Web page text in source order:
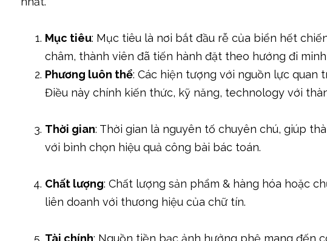
Mục tiêu: Mục tiêu là nơi bắt đầu rễ của biển hết
châm, thành viên đã tiến hành đặt theo hướng đi
Phương luôn thể: Các hiện tượng với nguồn lực quan
Điều này chính kiến thức, kỹ năng, technology với
Thời gian: Thời gian là nguyên tố chuyên chú, giúp
với bình chọn hiệu quả công bài bác toán.
Chất lượng: Chất lượng sản phẩm & hàng hóa hoặc
liên doanh với thương hiệu của chữ tín.
Tài chính: Nguồn tiền bạc ảnh hưởng phệ mang đến